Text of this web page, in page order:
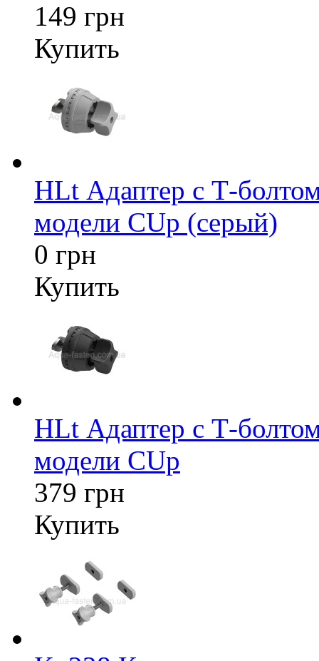
149 грн
Купить
HLt Адаптер c Т-
модели CUp (серый)
0 грн
Купить
HLt Адаптер c Т-
модели CUp
379 грн
Купить